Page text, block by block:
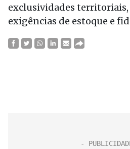
exclusividades
exigências de estoque e